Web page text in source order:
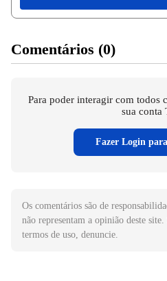
Comentários (0)
Para poder interagir com todos
sua conta
Fazer Login
Os comentários são de
não representam a opinião deste
termos de uso, denuncie.